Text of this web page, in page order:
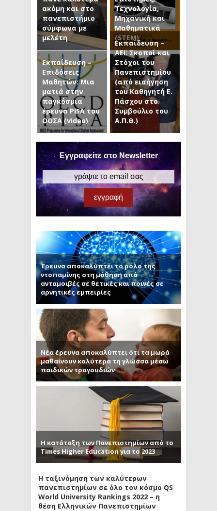
ακόμη και στο
πανεπιστήμιο
σύμφωνα με
μελέτη
Τεχνολογία,
Μηχανική και
Μαθηματικά
(STEM)
Εκπαίδευση –
Επιδόσεις
Μαθητών: Μια
ματιά στην
παγκόσμια
έρευνα PISA του
ΟΟΣΑ (video)
Εκπαίδευση –
ΑΕΙ: Σκοποί και
Στόχοι του
Πανεπιστημίου
(από εισήγηση
του Καθηγητή Ε.
Πάσχου στο
Συμβούλιο του
Α.Π.Θ.)
Εγγραφείτε στο Newsletter
Έρευνα αποκαλύπτει το ρόλο της
ντοπαμίνης στη μάθηση από
ανταμοιβές σε θετικές και ποινές σε
αρνητικές εμπειρίες
Νέα έρευνα αποκαλύπτει ότι τα μωρά
μαθαίνουν καλύτερα τη γλώσσα μέσω
παιδικών τραγουδιών
Η κατάταξη των Πανεπιστημίων από το
Times Higher Education για το 2023
Η ταξινόμηση των καλύτερων
πανεπιστημίων σε όλο τον κόσμο QS
World University Rankings 2022 – η
θέση Ελληνικών Πανεπιστημίων